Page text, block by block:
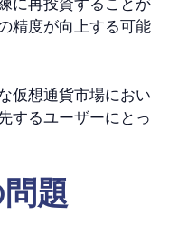
に再投資することが
精度が向上する可能
仮想通貨市場におい
するユーザーにとっ
題